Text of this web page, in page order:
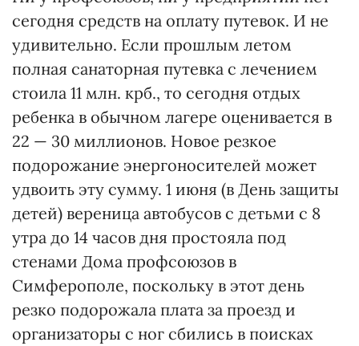
сегодня средств на оплату путевок. И не
удивительно. Если прошлым летом
полная санаторная путевка с лечением
стоила 11 млн. крб., то сегодня отдых
ребенка в обычном лагере оценивается в
22 — 30 миллионов. Новое резкое
подорожание энергоносителей может
удвоить эту сумму. 1 июня (в День защиты
детей) вереница автобусов с детьми с 8
утра до 14 часов дня простояла под
стенами Дома профсоюзов в
Симферополе, поскольку в этот день
резко подорожала плата за проезд и
организаторы с ног сбились в поисках